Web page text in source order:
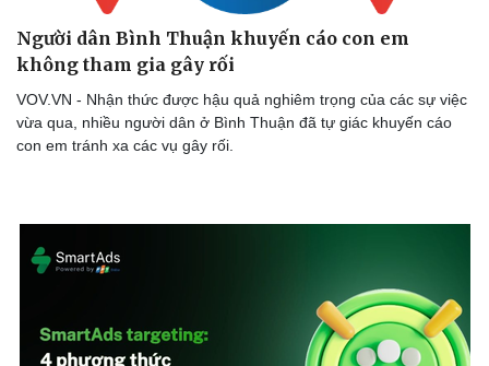
Người dân Bình Thuận khuyến cáo con em
không tham gia gây rối
VOV.VN - Nhận thức được hậu quả nghiêm trọng của các sự việc
vừa qua, nhiều người dân ở Bình Thuận đã tự giác khuyến cáo
con em tránh xa các vụ gây rối.